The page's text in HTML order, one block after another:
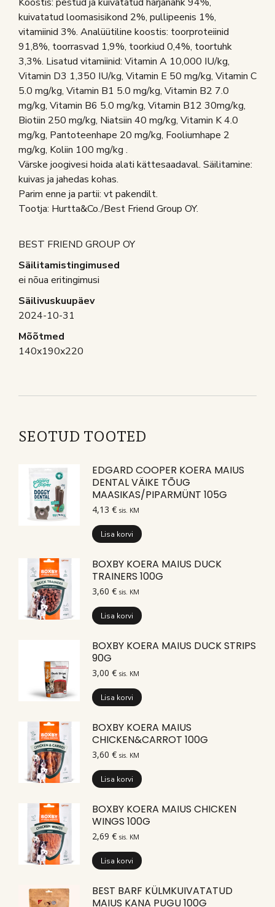
Koostis: pestud ja kuivatatud härjanahk 94%,
kuivatatud loomasisikond 2%, pullipeenis 1%,
vitamiinid 3%. Analüütiline koostis: toorproteiinid
91,8%, toorrasvad 1,9%, toorkiud 0,4%, toortuhk
3,3%. Lisatud vitamiinid: Vitamin A 10,000 IU/kg,
Vitamin D3 1,350 IU/kg, Vitamin E 50 mg/kg, Vitamin C
5.0 mg/kg, Vitamin B1 5.0 mg/kg, Vitamin B2 7.0
mg/kg, Vitamin B6 5.0 mg/kg, Vitamin B12 30mg/kg,
Biotiin 250 mg/kg, Niatsiin 40 mg/kg, Vitamin K 4.0
mg/kg, Pantoteenhape 20 mg/kg, Fooliumhape 2
mg/kg, Koliin 100 mg/kg .
Värske joogivesi hoida alati kättesaadaval. Säilitamine:
kuivas ja jahedas kohas.
Parim enne ja partii: vt pakendilt.
Tootja: Hurtta&Co./Best Friend Group OY.
BEST FRIEND GROUP OY
Säilitamistingimused
ei nõua eritingimusi
Säilivuskuupäev
2024-10-31
Mõõtmed
140x190x220
SEOTUD TOOTED
EDGARD COOPER KOERA MAIUS
DENTAL VÄIKE TÕUG
MAASIKAS/PIPARMÜNT 105G
4,13 € sis. KM
Lisa korvi
BOXBY KOERA MAIUS DUCK
TRAINERS 100G
3,60 € sis. KM
Lisa korvi
BOXBY KOERA MAIUS DUCK STRIPS
90G
3,00 € sis. KM
Lisa korvi
BOXBY KOERA MAIUS
CHICKEN&CARROT 100G
3,60 € sis. KM
Lisa korvi
BOXBY KOERA MAIUS CHICKEN
WINGS 100G
2,69 € sis. KM
Lisa korvi
BEST BARF KÜLMKUIVATATUD
MAIUS KANA PUGU 100G